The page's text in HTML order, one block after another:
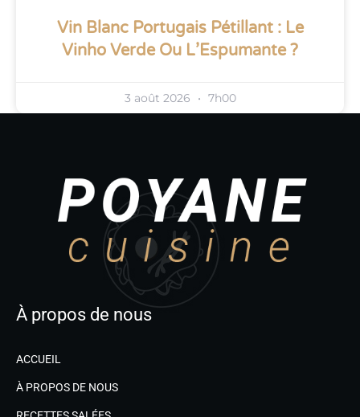
Vin Blanc Portugais Pétillant : Le
Vinho Verde Ou L’Espumante ?
3 août 2026 7h00
À propos de nous
ACCUEIL
À PROPOS DE NOUS